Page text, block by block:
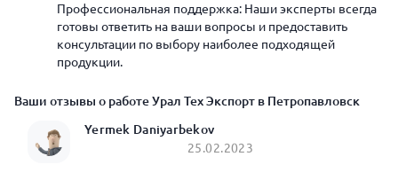
Профессиональная поддержка: Наши эксперты всегда
готовы ответить на ваши вопросы и предоставить
консультации по выбору наиболее подходящей
продукции.
Ваши отзывы о работе Урал Тех Экспорт в Петропавловск
Yermek Daniyarbekov
25.02.2023